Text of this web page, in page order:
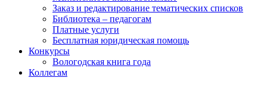
Заказ и редактирование тематических списков
Библиотека – педагогам
Платные услуги
Бесплатная юридическая помощь
Конкурсы
Вологодская книга года
Коллегам